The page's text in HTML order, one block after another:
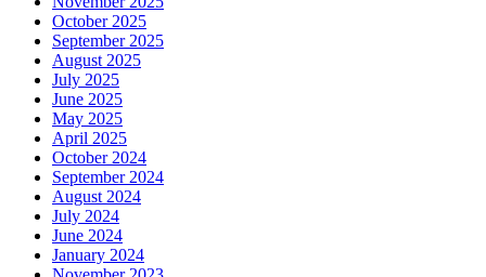
October 2025
September 2025
August 2025
July 2025
June 2025
May 2025
April 2025
October 2024
September 2024
August 2024
July 2024
June 2024
January 2024